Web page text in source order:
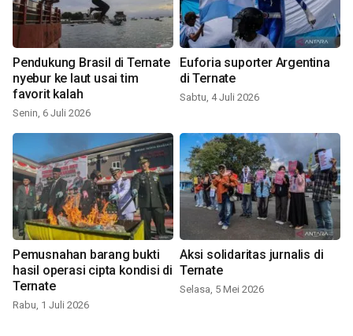
Pendukung Brasil di Ternate
nyebur ke laut usai tim
favorit kalah
Senin, 6 Juli 2026
Euforia suporter Argentina
di Ternate
Sabtu, 4 Juli 2026
Pemusnahan barang bukti
hasil operasi cipta kondisi di
Ternate
Rabu, 1 Juli 2026
Aksi solidaritas jurnalis di
Ternate
Selasa, 5 Mei 2026